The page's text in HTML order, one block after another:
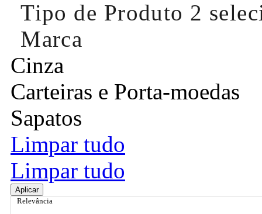
Tipo de Produto 2
Marca
Cinza
Carteiras e Porta-moedas
Sapatos
Limpar tudo
Limpar tudo
Aplicar
Relevância